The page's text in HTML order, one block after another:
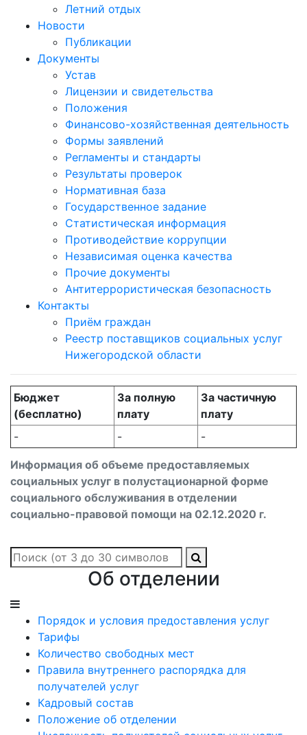
Летний отдых
Новости
Публикации
Документы
Устав
Лицензии и свидетельства
Положения
Финансово-хозяйственная деятельность
Формы заявлений
Регламенты и стандарты
Результаты проверок
Нормативная база
Государственное задание
Статистическая информация
Противодействие коррупции
Независимая оценка качества
Прочие документы
Антитеррористическая безопасность
Контакты
Приём граждан
Реестр поставщиков социальных услуг
Нижегородской области
Информация об объеме предоставляемых
социальных услуг в полустационарной форме
социального обслуживания в отделении
социально-правовой помощи на 02.12.2020 г.
Бюджет
(бесплатно)
За полную
плату
За частичную
плату
-
- -
Об отделении
Порядок и условия предоставления услуг
Тарифы
Количество свободных мест
Правила внутреннего распорядка для
получателей услуг
Кадровый состав
Положение об отделении